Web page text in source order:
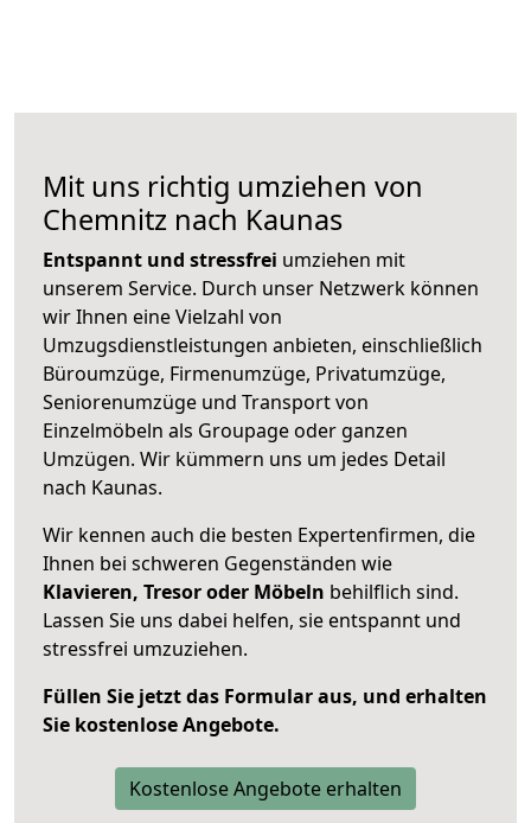
Mit uns richtig umziehen von
Chemnitz nach Kaunas
Entspannt und stressfrei umziehen mit
unserem Service. Durch unser Netzwerk können
wir Ihnen eine Vielzahl von
Umzugsdienstleistungen anbieten, einschließlich
Büroumzüge, Firmenumzüge, Privatumzüge,
Seniorenumzüge und Transport von
Einzelmöbeln als Groupage oder ganzen
Umzügen. Wir kümmern uns um jedes Detail
nach Kaunas.
Wir kennen auch die besten Expertenfirmen, die
Ihnen bei schweren Gegenständen wie
Klavieren, Tresor oder Möbeln behilflich sind.
Lassen Sie uns dabei helfen, sie entspannt und
stressfrei umzuziehen.
Füllen Sie jetzt das Formular aus, und erhalten
Sie kostenlose Angebote.
Kostenlose Angebote erhalten